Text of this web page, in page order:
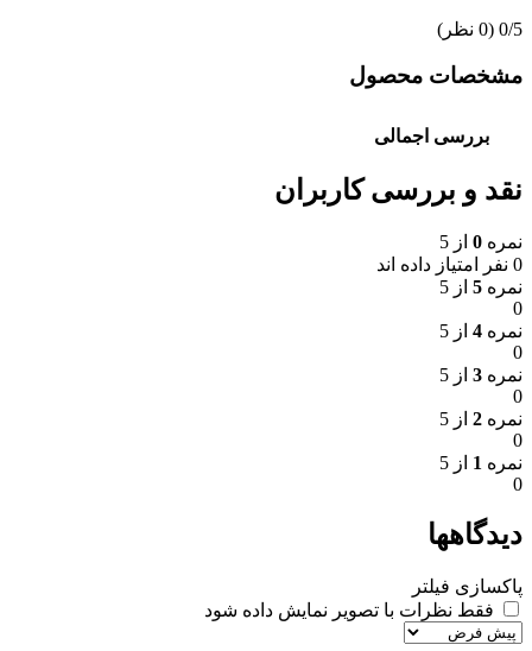
‫0/5 ‫(0 نظر)
مشخصات محصول
بررسی اجمالی
نقد و بررسی کاربران
نمره 0 از 5
0 نفر امتیاز داده اند
نمره 5 از 5
0
نمره 4 از 5
0
نمره 3 از 5
0
نمره 2 از 5
0
نمره 1 از 5
0
دیدگاهها
پاکسازی فیلتر
فقط نظرات با تصویر نمایش داده شود